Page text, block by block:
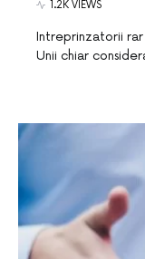
1.2K VIEWS
Intreprinzatorii
Unii chiar